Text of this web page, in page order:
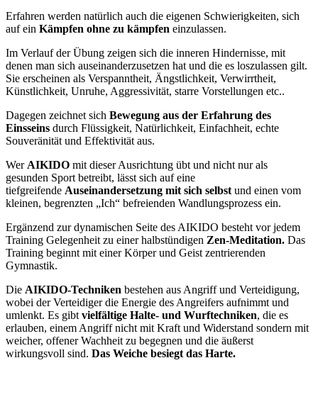
Erfahren werden natürlich auch die eigenen Schwierigkeiten, sich
auf ein Kämpfen ohne zu kämpfen einzulassen.
Im Verlauf der Übung zeigen sich die inneren Hindernisse, mit
denen man sich auseinanderzusetzen hat und die es loszulassen gilt.
Sie erscheinen als Verspanntheit, Ängstlichkeit, Verwirrtheit,
Künstlichkeit, Unruhe, Aggressivität, starre Vorstellungen etc..
Dagegen zeichnet sich Bewegung aus der Erfahrung des
Einsseins durch Flüssigkeit, Natürlichkeit, Einfachheit, echte
Souveränität und Effektivität aus.
Wer AIKIDO mit dieser Ausrichtung übt und nicht nur als
gesunden Sport betreibt, lässt sich auf eine
tiefgreifende Auseinandersetzung mit sich selbst und einen vom
kleinen, begrenzten „Ich“ befreienden Wandlungsprozess ein.
Ergänzend zur dynamischen Seite des AIKIDO besteht vor jedem
Training Gelegenheit zu einer halbstündigen Zen-Meditation. Das
Training beginnt mit einer Körper und Geist zentrierenden
Gymnastik.
Die AIKIDO-Techniken bestehen aus Angriff und Verteidigung,
wobei der Verteidiger die Energie des Angreifers aufnimmt und
umlenkt. Es gibt vielfältige Halte- und Wurftechniken, die es
erlauben, einem Angriff nicht mit Kraft und Widerstand sondern mit
weicher, offener Wachheit zu begegnen und die äußerst
wirkungsvoll sind. Das Weiche besiegt das Harte.